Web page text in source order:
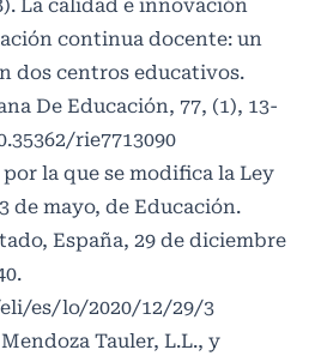
La calidad e innovación
continua docente: un
dos centros educativos.
De Educación, 77, (1), 13-
rie7713090
la que se modifica la Ley
de mayo, de Educación.
España, 29 de diciembre
es/lo/2020/12/29/3
Tauler, L.L., y